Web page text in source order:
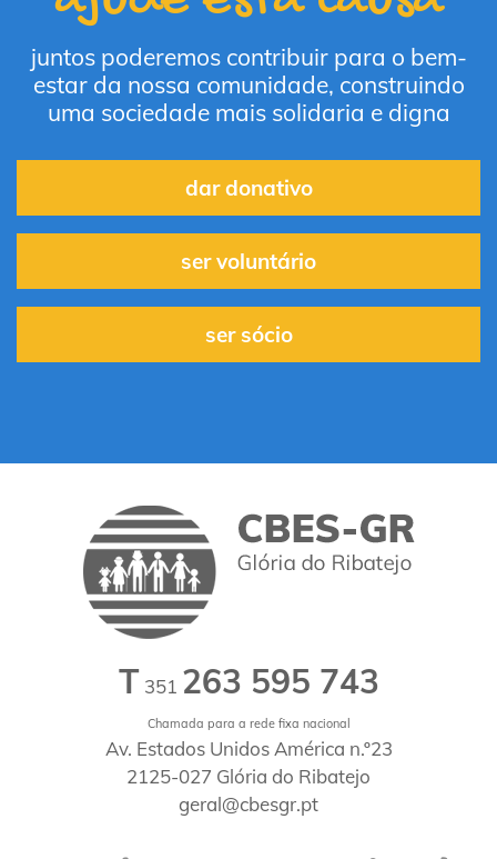
juntos poderemos contribuir para o bem-
estar da nossa comunidade, construindo
uma sociedade mais solidaria e digna
dar donativo
ser voluntário
ser sócio
T 351 263 595 743
Chamada para a rede fixa nacional
Av. Estados Unidos América n.º23
2125-027 Glória do Ribatejo
geral@cbesgr.pt